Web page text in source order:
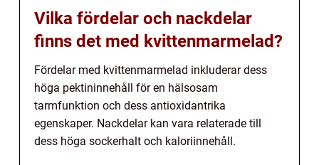
Vilka fördelar och nackdelar
finns det med kvittenmarmelad?
Fördelar med kvittenmarmelad inkluderar dess
höga pektininnehåll för en hälsosam
tarmfunktion och dess antioxidantrika
egenskaper. Nackdelar kan vara relaterade till
dess höga sockerhalt och kaloriinnehåll.